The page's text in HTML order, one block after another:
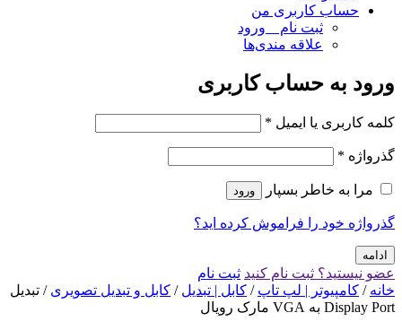
حساب کاربری من
ثبت نام _ ورود
علاقه مندی‌ها
ورود به حساب کاربری
کلمه کاربری یا ایمیل *
گذرواژه *
مرا به خاطر بسپار ورود
گذرواژه خود را فراموش کرده اید؟
ادامه
عضو نیستید؟ ثبت نام کنید ثبت نام
خانه / کامپیوتر | لپ تاپ / کابل | تبدیل / کابل و تبدیل تصویری / تبدیل
Display Port به VGA مارک رویال